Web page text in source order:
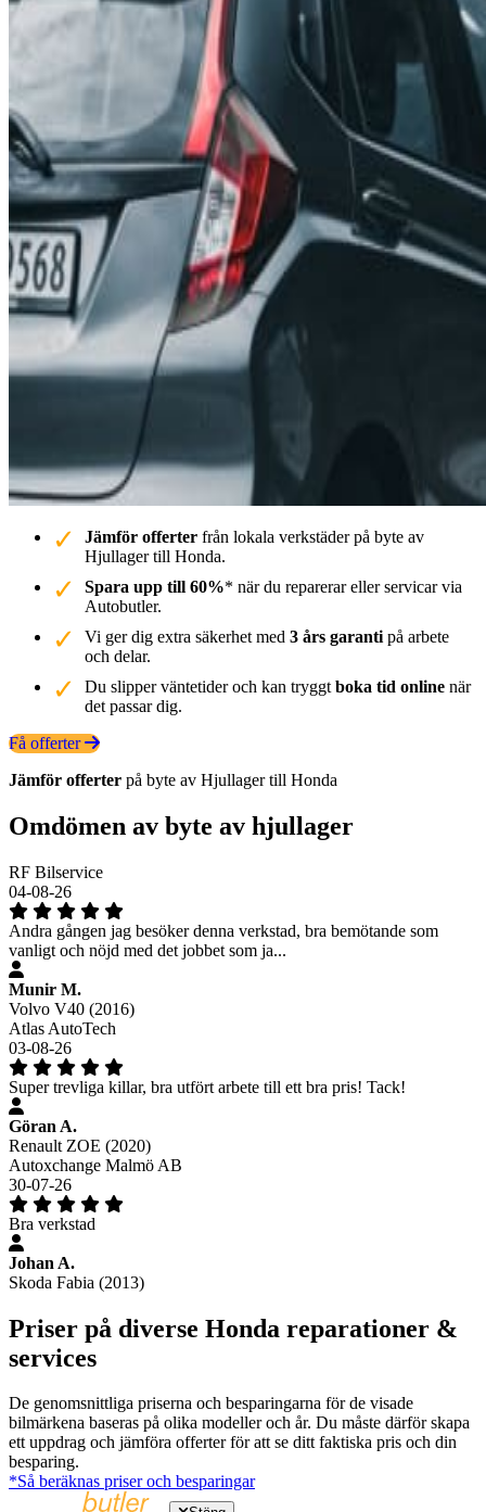
Jämför offerter från lokala verkstäder på byte av
Hjullager till Honda.
Spara upp till 60%* när du reparerar eller servicar via
Autobutler.
Vi ger dig extra säkerhet med 3 års garanti på arbete
och delar.
Du slipper väntetider och kan tryggt boka tid online när
det passar dig.
Få offerter
Jämför offerter på byte av Hjullager till Honda
Omdömen av byte av hjullager
RF Bilservice
04-08-26
Andra gången jag besöker denna verkstad, bra bemötande som
vanligt och nöjd med det jobbet som ja...
Munir M.
Volvo V40 (2016)
Atlas AutoTech
03-08-26
Super trevliga killar, bra utfört arbete till ett bra pris! Tack!
Göran A.
Renault ZOE (2020)
Autoxchange Malmö AB
30-07-26
Bra verkstad
Johan A.
Skoda Fabia (2013)
Priser på diverse Honda reparationer &
services
De genomsnittliga priserna och besparingarna för de visade
bilmärkena baseras på olika modeller och år. Du måste därför skapa
ett uppdrag och jämföra offerter för att se ditt faktiska pris och din
besparing.
*Så beräknas priser och besparingar